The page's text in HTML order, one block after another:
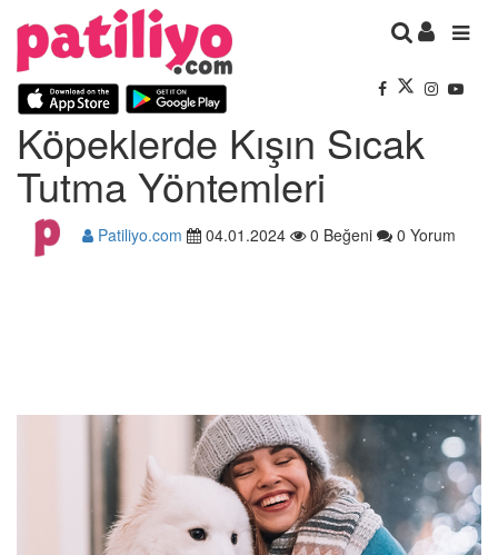
Köpeklerde Kışın Sıcak
Tutma Yöntemleri
Patiliyo.com 04.01.2024 0 Beğeni 0 Yorum